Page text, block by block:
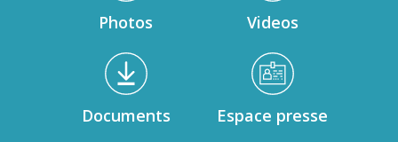
Photos Videos
Documents Espace presse